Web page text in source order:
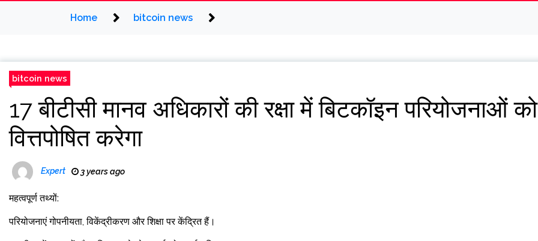
Home bitcoin news
bitcoin news
17 बीटीसी मानव अधिकारों की रक्षा में बिटकॉइन परियोजनाओं को
वित्तपोषित करेगा
Expert 3 years ago
महत्वपूर्ण तथ्यों:
परियोजनाएं गोपनीयता, विकेंद्रीकरण और शिक्षा पर केंद्रित हैं।